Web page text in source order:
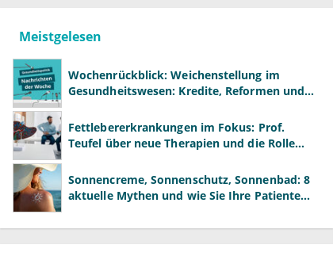
Meistgelesen
Wochenrückblick: Weichenstellung im
Gesundheitswesen: Kredite, Reformen und
Fettlebererkrankungen im Fokus: Prof.
Teufel über neue Therapien und die Rolle
Sonnencreme, Sonnenschutz, Sonnenbad: 8
aktuelle Mythen und wie Sie Ihre Patienten